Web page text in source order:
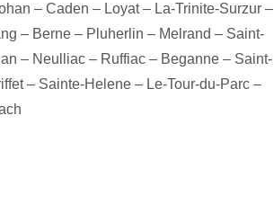
– Caden – Loyat– La-Trinite-Surzur –
– Berne– Pluherlin – Melrand – Saint-
– Neulliac– Ruffiac– Beganne– Saint-
– Sainte-Helene– Le-Tour-du-Parc–